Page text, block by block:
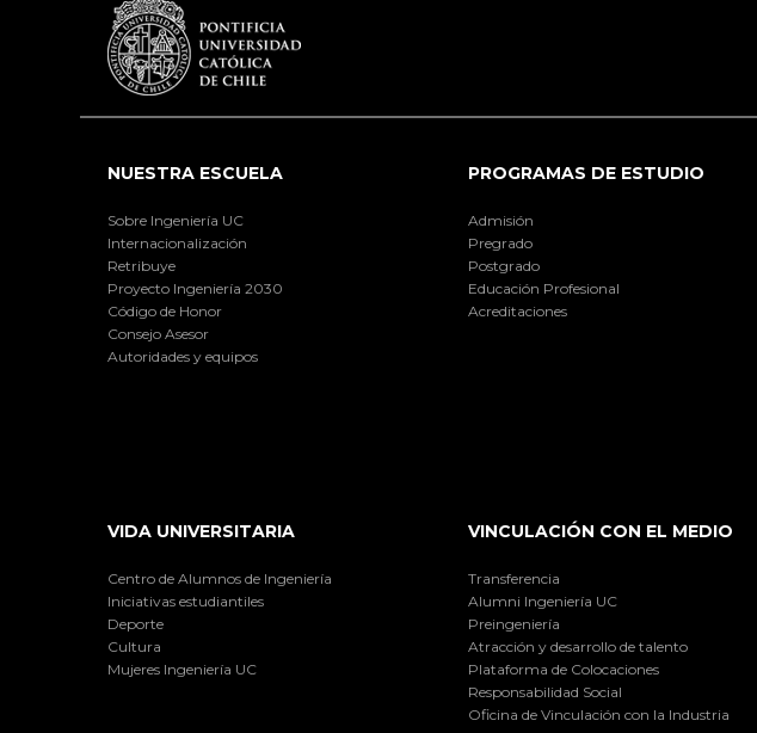
NUESTRA ESCUELA
Sobre Ingeniería UC
Internacionalización
Retribuye
Proyecto Ingeniería 2030
Código de Honor
Consejo Asesor
Autoridades y equipos
PROGRAMAS DE ESTUDIO
Admisión
Pregrado
Postgrado
Educación Profesional
Acreditaciones
VIDA UNIVERSITARIA
Centro de Alumnos de Ingeniería
Iniciativas estudiantiles
Deporte
Cultura
Mujeres Ingeniería UC
VINCULACIÓN CON EL MEDIO
Transferencia
Alumni Ingeniería UC
Preingeniería
Atracción y desarrollo de talento
Plataforma de Colocaciones
Responsabilidad Social
Oficina de Vinculación con la Industria